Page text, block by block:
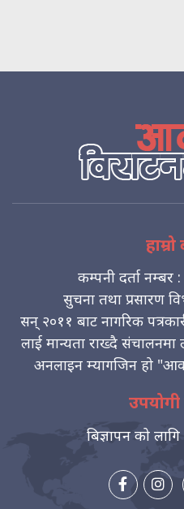
कम्पनी दर्ता
सुचना तथा प्रसारण
सन् २०११ बाट नागरिक
लाई मान्यता राख्दै
अनलाइन म्यागजिन हो
बिज्ञापन को लागि